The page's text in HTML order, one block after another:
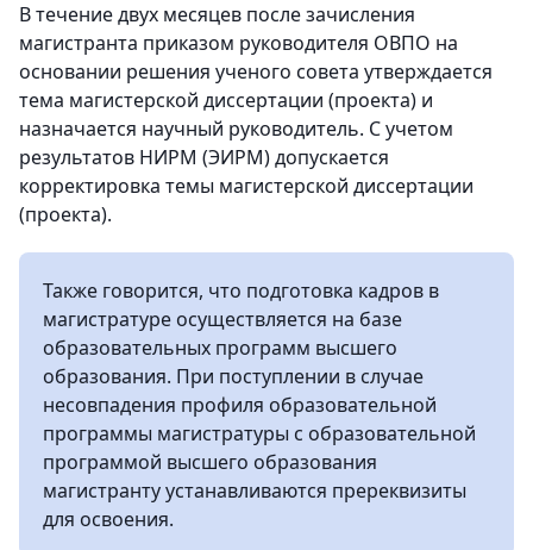
В течение двух месяцев после зачисления
магистранта приказом руководителя ОВПО на
основании решения ученого совета утверждается
тема магистерской диссертации (проекта) и
назначается научный руководитель. С учетом
результатов НИРМ (ЭИРМ) допускается
корректировка темы магистерской диссертации
(проекта).
Также говорится, что подготовка кадров в
магистратуре осуществляется на базе
образовательных программ высшего
образования. При поступлении в случае
несовпадения профиля образовательной
программы магистратуры с образовательной
программой высшего образования
магистранту устанавливаются пререквизиты
для освоения.